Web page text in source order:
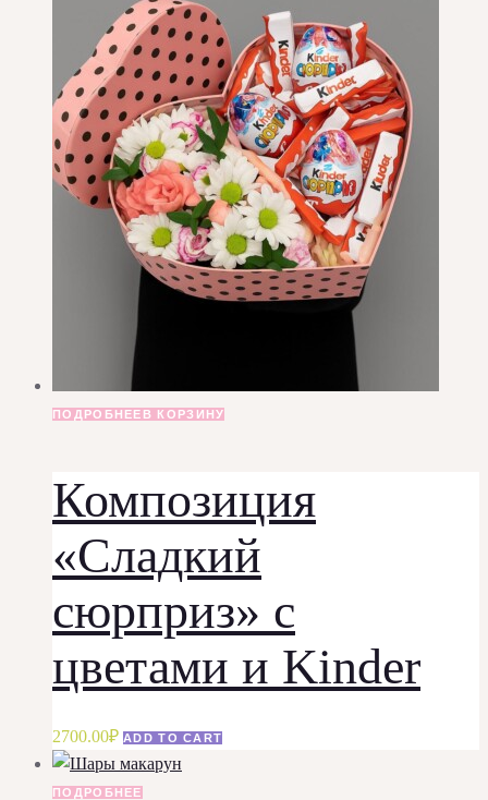
составляла
4100.00₽.
3850.00₽.
ПОДРОБНЕЕ В КОРЗИНУ
Композиция
«Сладкий
сюрприз» с
цветами и Kinder
2700.00₽ ADD TO CART
ПОДРОБНЕЕ